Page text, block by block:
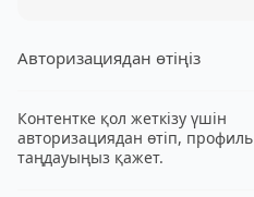
Авторизациядан өтіңіз
Контентке қол жеткізу үшін
авторизациядан өтіп, профиль
таңдауыңыз қажет.